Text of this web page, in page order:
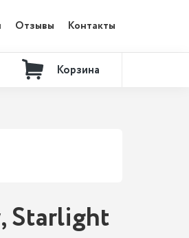
Отзывы Контакты
Корзина
Starlight